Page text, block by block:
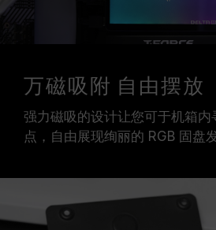
万磁吸附 自由摆放
强力磁吸的设计让您可于机箱内
点，自由展现绚丽的 RGB 固盘